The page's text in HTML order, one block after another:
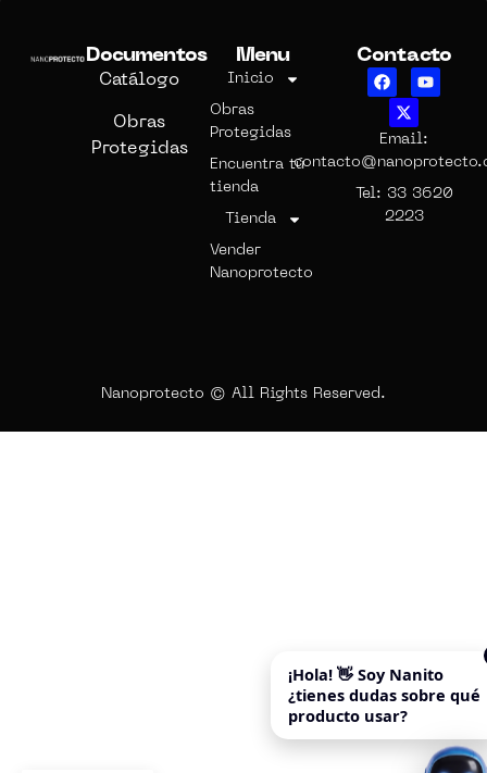
Documentos
Catálogo
Obras
Protegidas
Menu
Inicio
Obras
Protegidas
Encuentra tú
tienda
Tienda
Vender
Nanoprotecto
Contacto
Email:
Tel: 33 3620
2223
¡Hola! 👋 Soy Nanito
¿tienes dudas sobre qué
producto usar?
Nanoprotecto © All Rights Reserved.